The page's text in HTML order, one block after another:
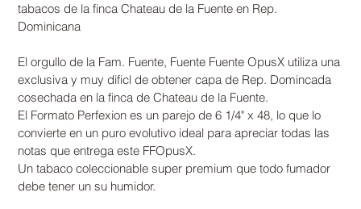
tabacos de la finca Chateau de la Fuente en Rep.
Dominicana
El orgullo de la Fam. Fuente, Fuente Fuente OpusX utiliza una
exclusiva y muy dificl de obtener capa de Rep. Domincada
cosechada en la finca de Chateau de la Fuente.
El Formato Perfexion es un parejo de 6 1/4" x 48, lo que lo
convierte en un puro evolutivo ideal para apreciar todas las
notas que entrega este FFOpusX.
Un tabaco coleccionable super premium que todo fumador
debe tener un su humidor.